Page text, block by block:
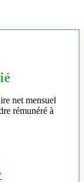
net mensuel
rémunéré à